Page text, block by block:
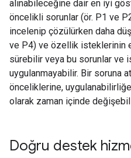
alınabileceğine dair en iyi
öncelikli sorunlar (ör. P1 ve
incelenip çözülürken daha
ve P4) ve özellik isteklerinin
sürebilir veya bu sorunlar ve
uygulanmayabilir. Bir soruna
önceliklerine,
olarak zaman içinde
Doğru destek